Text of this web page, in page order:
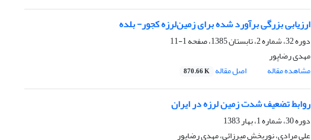
ارزیابی بزرگی برآورد شده برای زمین‌لرزه کجور- بلده
دوره 32، شماره 2، تابستان 1385، صفحه
1-11
مهدی رضاپور
مشاهده مقاله
اصل مقاله 870.66 K
روابط تضعیف شدت زمین لرزه در ایران
دوره 30، شماره 1، بهار 1383
علی مرادی، نوربخش میرزائی، مهدی رضاپور